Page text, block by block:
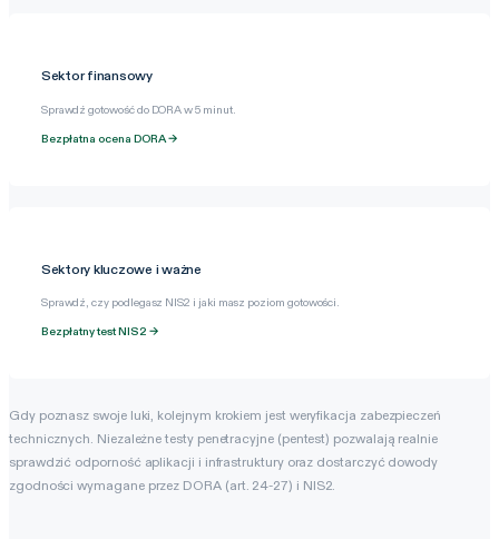
Sektor finansowy
Sprawdź gotowość do DORA w 5 minut.
Bezpłatna ocena DORA →
Sektory kluczowe i ważne
Sprawdź, czy podlegasz NIS2 i jaki masz poziom gotowości.
Bezpłatny test NIS2 →
Gdy poznasz swoje luki, kolejnym krokiem jest weryfikacja zabezpieczeń
technicznych. Niezależne testy penetracyjne (pentest) pozwalają realnie
sprawdzić odporność aplikacji i infrastruktury oraz dostarczyć dowody
zgodności wymagane przez DORA (art. 24-27) i NIS2.